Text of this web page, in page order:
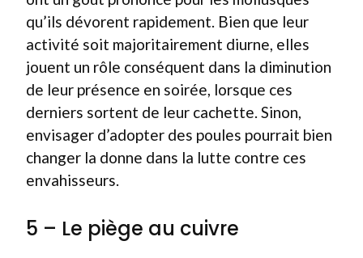
qu’ils dévorent rapidement. Bien que leur
activité soit majoritairement diurne, elles
jouent un rôle conséquent dans la diminution
de leur présence en soirée, lorsque ces
derniers sortent de leur cachette. Sinon,
envisager d’adopter des poules pourrait bien
changer la donne dans la lutte contre ces
envahisseurs.
5 – Le piège au cuivre